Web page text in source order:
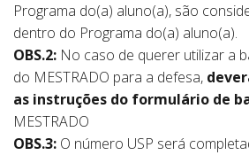
Programa do(a) aluno(a), são
dentro do Programa do(a) aluno(a).
OBS.2: No caso de querer utilizar a
do MESTRADO para a defesa,
as instruções do formulário de
MESTRADO
OBS.3: O número USP será